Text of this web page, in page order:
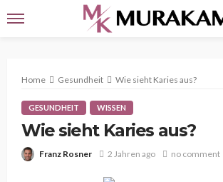
Home Gesundheit Wie sieht Karies aus?
GESUNDHEIT WISSEN
Wie sieht Karies aus?
Franz Rosner 2 Jahren ago no comment